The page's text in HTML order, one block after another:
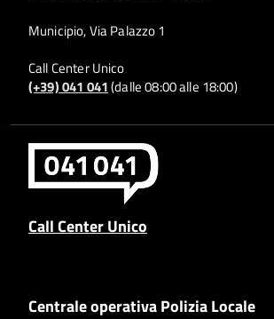
Municipio, Via Palazzo 1
Call Center Unico
(+39) 041 041(dalle 08:00 alle 18:00)
Call Center Unico
Centrale operativa Polizia Locale